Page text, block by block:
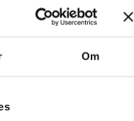
Om
Håndværks
53 53 11 44.